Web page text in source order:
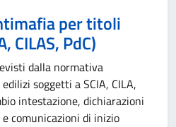
per titoli
CILAS, PdC)
dalla normativa
soggetti a SCIA, CILA,
intestazione, dichiarazioni
comunicazioni di inizio